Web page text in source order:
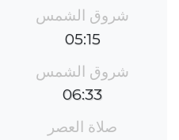
شروق الشمس
05:15
شروق الشمس
06:33
صلاة العصر